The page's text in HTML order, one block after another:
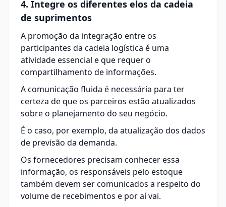
4. Integre os diferentes elos da cadeia
de suprimentos
A promoção da integração entre os
participantes da cadeia logística é uma
atividade essencial e que requer o
compartilhamento de informações.
A comunicação fluida é necessária para ter
certeza de que os parceiros estão atualizados
sobre o planejamento do seu negócio.
É o caso, por exemplo, da atualização dos dados
de previsão da demanda.
Os fornecedores precisam conhecer essa
informação, os responsáveis pelo estoque
também devem ser comunicados a respeito do
volume de recebimentos e por aí vai.